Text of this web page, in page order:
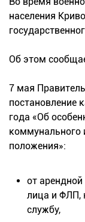
населения
Об этом
7 мая
постановление
года «Об
коммунального
положения»:
от
лица и ФЛП,
службу,